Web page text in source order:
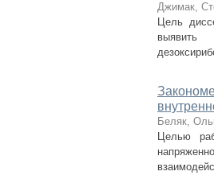
Джимак,
Цель
выявить
Беляк,
Целью